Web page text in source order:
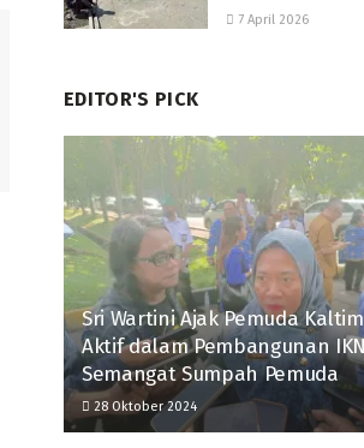
7 April 2026
EDITOR'S PICK
Sri Wartini Ajak Pemuda
Aktif dalam Pembangunan
Semangat Sumpah Pemuda
28 Oktober 2024